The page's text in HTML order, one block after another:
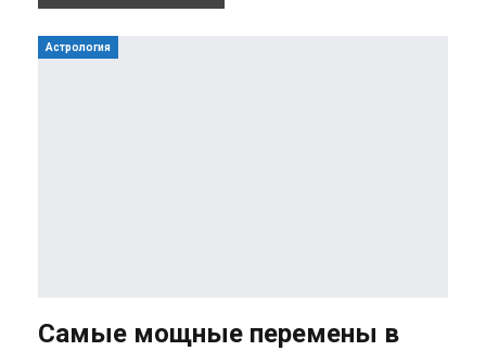
Астрология
Самые мощные перемены в